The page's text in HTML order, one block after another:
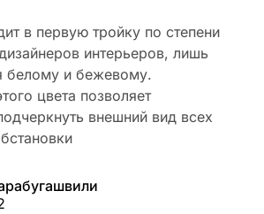
в первую тройку по степени
интерьеров, лишь
белому и бежевому.
цвета позволяет
внешний вид всех